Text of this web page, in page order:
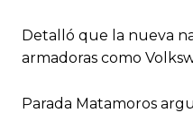
Detalló que la nueva
armadoras como
Parada Matamoros